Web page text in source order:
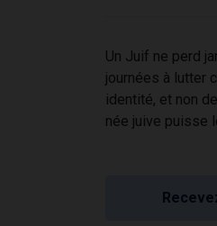
Un Juif ne perd
journées à lutter
identité, et non
née juive puisse